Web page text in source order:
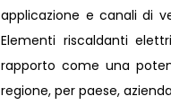
applicazione e canali di
Elementi riscaldanti
rapporto come una
regione, per paese,